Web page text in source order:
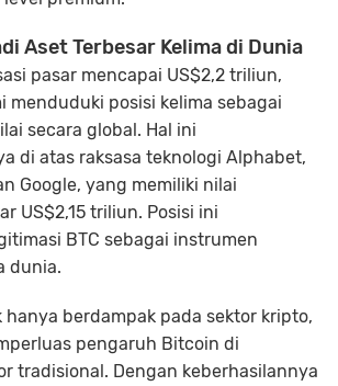
Aset Terbesar Kelima di Dunia
pasar mencapai US$2,2 triliun,
menduduki posisi kelima sebagai
secara global. Hal ini
di atas raksasa teknologi Alphabet,
Google, yang memiliki nilai
US$2,15 triliun. Posisi ini
BTC sebagai instrumen
dunia.
hanya berdampak pada sektor kripto,
pengaruh Bitcoin di
tradisional. Dengan keberhasilannya